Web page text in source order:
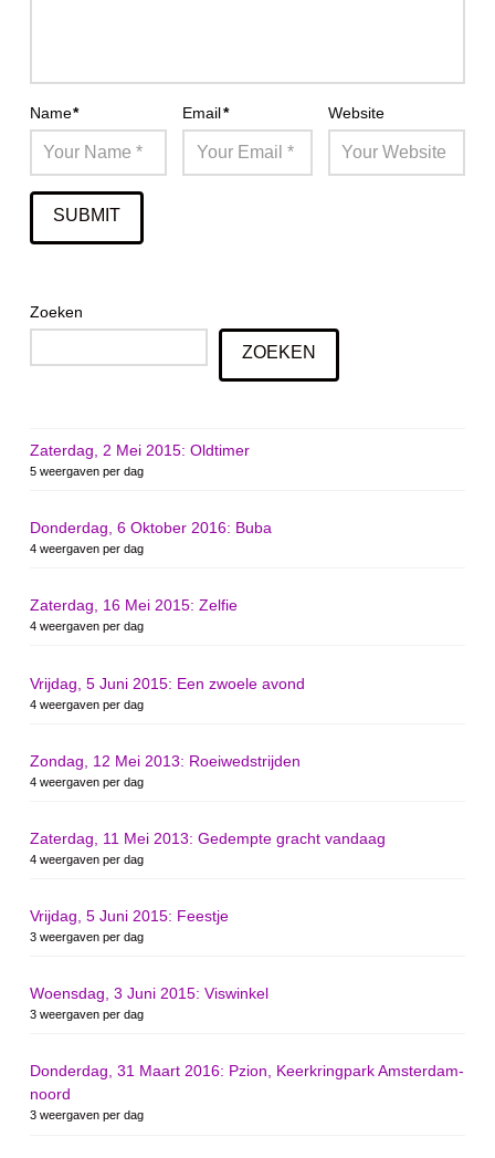
Name* Email* Website
Zoeken
ZOEKEN
Zaterdag, 2 Mei 2015: Oldtimer
5 weergaven per dag
Donderdag, 6 Oktober 2016: Buba
4 weergaven per dag
Zaterdag, 16 Mei 2015: Zelfie
4 weergaven per dag
Vrijdag, 5 Juni 2015: Een zwoele avond
4 weergaven per dag
Zondag, 12 Mei 2013: Roeiwedstrijden
4 weergaven per dag
Zaterdag, 11 Mei 2013: Gedempte gracht vandaag
4 weergaven per dag
Vrijdag, 5 Juni 2015: Feestje
3 weergaven per dag
Woensdag, 3 Juni 2015: Viswinkel
3 weergaven per dag
Donderdag, 31 Maart 2016: Pzion, Keerkringpark Amsterdam-
noord
3 weergaven per dag